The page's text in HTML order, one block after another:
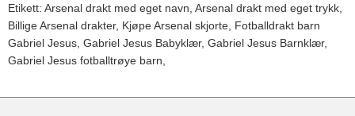
Etikett: Arsenal drakt med eget navn Arsenal drakt med eget trykk
Billige Arsenal drakter, Kjøpe Arsenal skjorte Fotballdrakt barn
Gabriel Jesus Gabriel Jesus Babyklær, Gabriel Jesus Barnklær,
Gabriel Jesus fotballtrøye barn